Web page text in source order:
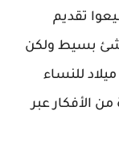
تقديم
شئ بسيط ولكن
للنساء
الأفكار عبر